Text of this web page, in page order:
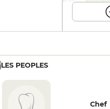
LES PEOPLES
Chef